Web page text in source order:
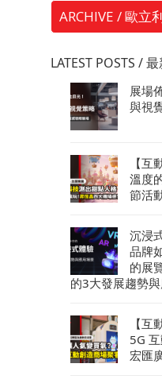
ARCHIVE / 歐立
LATEST POSTS /
展場
與視
【
溫度
節活
沉浸
品牌
的展
的3大發展趨勢
【互
5G
宏匯